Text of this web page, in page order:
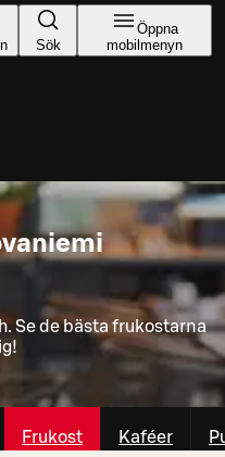
Sök
Öppna
mobilmenyn
Se de bästa frukostarna
Frukost Kaféer